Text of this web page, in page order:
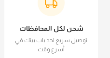
شحن لكل المحافظات
توصيل سريع لحد باب بيتك في
أسرع وقت